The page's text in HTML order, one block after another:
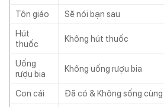
Tôn giáo
Sẽ nói bạn sau
Hút
thuốc
Không hút thuốc
Uống
rượu bia
Không uống rượu bia
Con cái
Đã có & Không sống cùng